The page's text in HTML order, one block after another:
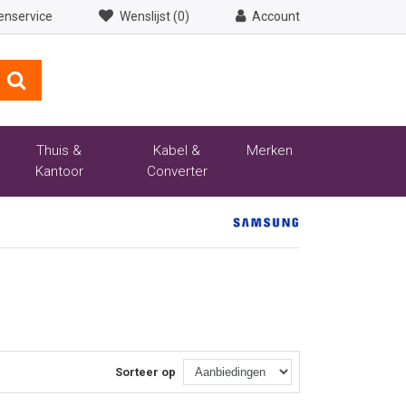
Wenslijst (0) Account
Thuis &
Kantoor
Kabel &
Converter
Merken
Sorteer op